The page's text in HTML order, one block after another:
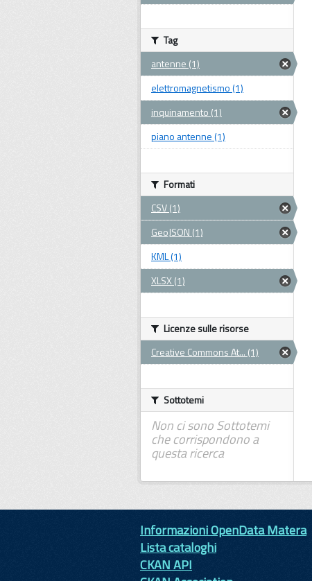
Tag
antenne (1)
elettromagnetismo (1)
inquinamento (1)
piano antenne (1)
Formati
CSV (1)
GeoJSON (1)
KML (1)
XLSX (1)
Licenze sulle risorse
Creative Commons At... (1)
Sottotemi
Non ci sono Sottotemi
che corrispondono a
questa ricerca
Informazioni OpenData Matera
Lista cataloghi
CKAN API